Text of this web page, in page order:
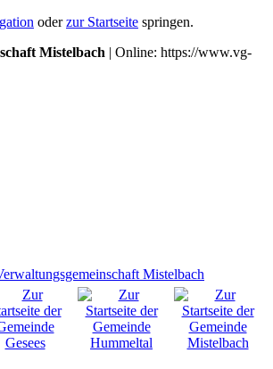
oderzur Startseite springen.
Mistelbach | Online: https://www.vg-